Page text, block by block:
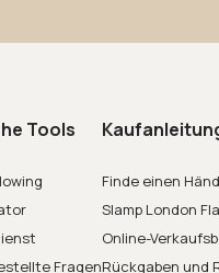
Tools
Fragen
Finde einen
Slamp London
Online-
Rückgaben und